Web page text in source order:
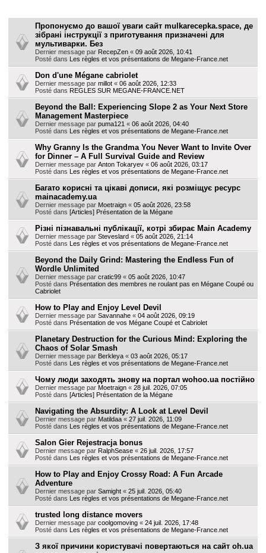
Пропонуємо до вашої уваги сайт mulkarecepka.space, де
зібрані інструкції з приготування призначені для
мультиварки. Без
Dernier message par RecepZen « 09 août 2026, 10:41
Posté dans Les règles et vos présentations de Megane-France.net
Don d'une Mégane cabriolet
Dernier message par millot « 06 août 2026, 12:33
Posté dans REGLES SUR MEGANE-FRANCE.NET
Beyond the Ball: Experiencing Slope 2 as Your Next Store
Management Masterpiece
Dernier message par puma121 « 06 août 2026, 04:40
Posté dans Les règles et vos présentations de Megane-France.net
Why Granny Is the Grandma You Never Want to Invite Over
for Dinner – A Full Survival Guide and Review
Dernier message par Anton Tokaryev « 06 août 2026, 03:17
Posté dans Les règles et vos présentations de Megane-France.net
Багато корисні та цікаві дописи, які розміщує ресурс
mainacademy.ua
Dernier message par Moetraign « 05 août 2026, 23:58
Posté dans [Articles] Présentation de la Mégane
Різні пізнавальні публікації, котрі збирає Main Academy
Dernier message par Steveslard « 05 août 2026, 21:14
Posté dans Les règles et vos présentations de Megane-France.net
Beyond the Daily Grind: Mastering the Endless Fun of
Wordle Unlimited
Dernier message par cratic99 « 05 août 2026, 10:47
Posté dans Présentation des membres ne roulant pas en Mégane Coupé ou
Cabriolet
How to Play and Enjoy Level Devil
Dernier message par Savannahe « 04 août 2026, 09:19
Posté dans Présentation de vos Mégane Coupé et Cabriolet
Planetary Destruction for the Curious Mind: Exploring the
Chaos of Solar Smash
Dernier message par Berkleya « 03 août 2026, 05:17
Posté dans Les règles et vos présentations de Megane-France.net
Чому люди заходять знову на портал wohoo.ua постійно
Dernier message par Moetraign « 28 juil. 2026, 07:05
Posté dans [Articles] Présentation de la Mégane
Navigating the Absurdity: A Look at Level Devil
Dernier message par Matildaa « 27 juil. 2026, 11:09
Posté dans Les règles et vos présentations de Megane-France.net
Salon Gier Rejestracja bonus
Dernier message par RalphSease « 26 juil. 2026, 17:57
Posté dans Les règles et vos présentations de Megane-France.net
How to Play and Enjoy Crossy Road: A Fun Arcade
Adventure
Dernier message par Samight « 25 juil. 2026, 05:40
Posté dans Les règles et vos présentations de Megane-France.net
trusted long distance movers
Dernier message par coolgomoving « 24 juil. 2026, 17:48
Posté dans Les règles et vos présentations de Megane-France.net
З якої причини користувачі повертаються на сайт oh.ua